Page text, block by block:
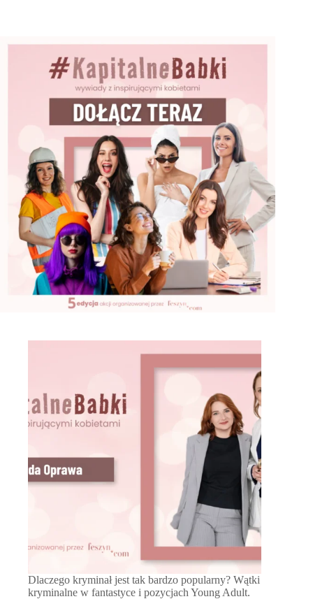
Dlaczego kryminał jest tak bardzo popularny? Wątki
kryminalne w fantastyce i pozycjach Young Adult.